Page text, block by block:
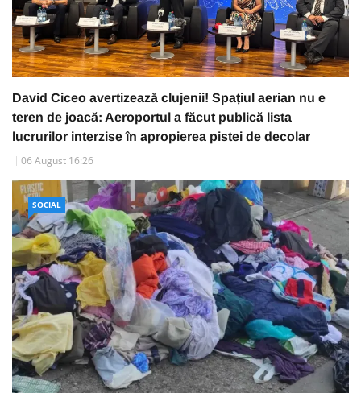
David Ciceo avertizează clujenii! Spațiul aerian nu e
teren de joacă: Aeroportul a făcut publică lista
lucrurilor interzise în apropierea pistei de decolar
06 August 16:26
SOCIAL